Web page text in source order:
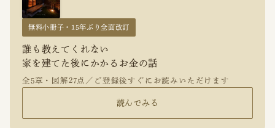
無料小冊子・15年ぶり全面改訂
誰も教えてくれない
家を建てた後にかかるお金の話
全5章・図解27点／ご登録後すぐにお読みいただけます
読んでみる